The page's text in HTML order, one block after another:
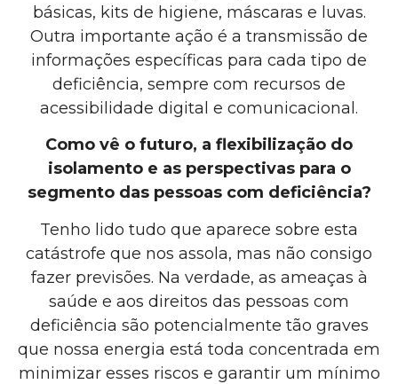
básicas, kits de higiene, máscaras e luvas.
Outra importante ação é a transmissão de
informações específicas para cada tipo de
deficiência, sempre com recursos de
acessibilidade digital e comunicacional.
Como vê o futuro, a flexibilização do
isolamento e as perspectivas para o
segmento das pessoas com deficiência?
Tenho lido tudo que aparece sobre esta
catástrofe que nos assola, mas não consigo
fazer previsões. Na verdade, as ameaças à
saúde e aos direitos das pessoas com
deficiência são potencialmente tão graves
que nossa energia está toda concentrada em
minimizar esses riscos e garantir um mínimo